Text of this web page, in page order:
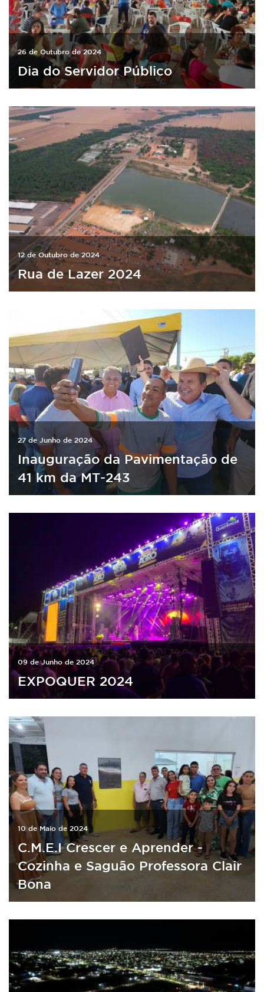
26 de Outubro de 2024
Dia do Servidor Público
12 de Outubro de 2024
Rua de Lazer 2024
27 de Junho de 2024
Inauguração da Pavimentação de
41 km da MT-243
09 de Junho de 2024
EXPOQUER 2024
10 de Maio de 2024
C.M.E.I Crescer e Aprender -
Cozinha e Saguão Professora Clair
Bona